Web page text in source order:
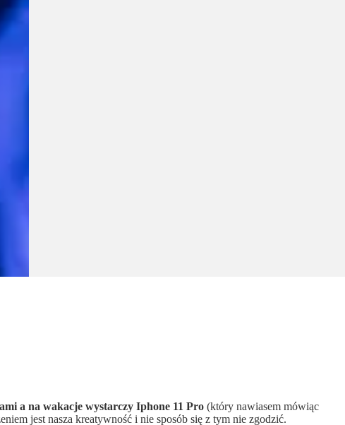
a na wakacje wystarczy Iphone 11 Pro (który nawiasem mówiąc
jest nasza kreatywność i nie sposób się z tym nie zgodzić.